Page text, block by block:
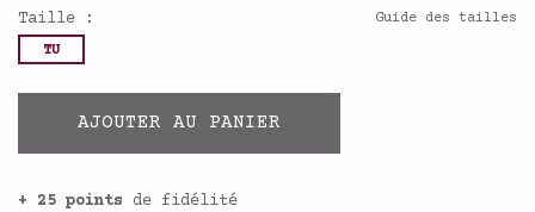
Taille : Guide des tailles
TU
AJOUTER AU PANIER
+ 25 points de fidélité